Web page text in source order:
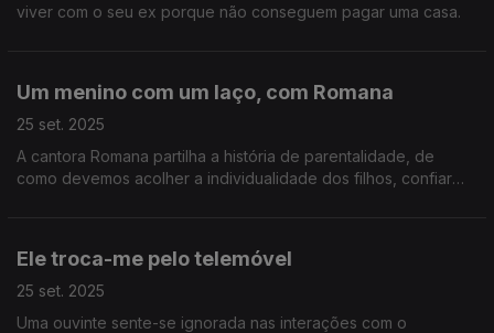
viver com o seu ex porque não conseguem pagar uma casa.
Um menino com um laço, com Romana
25 set. 2025
A cantora Romana partilha a história de parentalidade, de
como devemos acolher a individualidade dos filhos, confiar
Ele troca-me pelo telemóvel
25 set. 2025
Uma ouvinte sente-se ignorada nas interações com o